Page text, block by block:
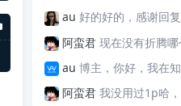
au 好的好的，感谢回复
阿蛮君 现在没有折腾哪个了，理论上来说替换掉那些api就可以检测，https://v6.ident.me, https://
au 博主，你好，我在知乎看过您的一篇文章，是关于使用Docker部署容器监控公网IP变动并主动发送邮件的“https://zhuanlan.zhihu.com/
阿蛮君 我没用过1p哈，所以我这个无